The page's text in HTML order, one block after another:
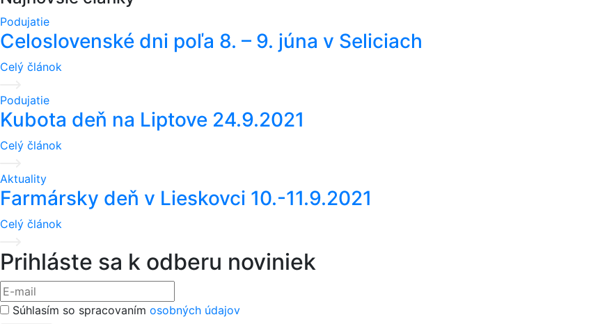
Podujatie
Celoslovenské dni poľa 8. – 9. júna v Seliciach
Celý článok
Podujatie
Kubota deň na Liptove 24.9.2021
Celý článok
Aktuality
Farmársky deň v Lieskovci 10.-11.9.2021
Celý článok
Prihláste sa k odberu noviniek
Súhlasím so spracovaním osobných údajov